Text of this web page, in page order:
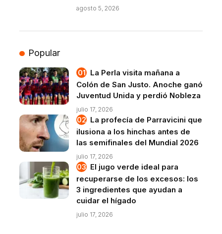
agosto 5, 2026
Popular
La Perla visita mañana a
Colón de San Justo. Anoche ganó
Juventud Unida y perdió Nobleza
julio 17, 2026
La profecía de Parravicini que
ilusiona a los hinchas antes de
las semifinales del Mundial 2026
julio 17, 2026
El jugo verde ideal para
recuperarse de los excesos: los
3 ingredientes que ayudan a
cuidar el hígado
julio 17, 2026